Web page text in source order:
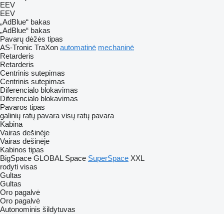
EEV
EEV
„AdBlue“ bakas
„AdBlue“ bakas
Pavarų dėžės tipas
AS-Tronic TraXon automatinė mechaninė
Retarderis
Retarderis
Centrinis sutepimas
Centrinis sutepimas
Diferencialo blokavimas
Diferencialo blokavimas
Pavaros tipas
galinių ratų pavara visų ratų pavara
Kabina
Vairas dešinėje
Vairas dešinėje
Kabinos tipas
BigSpace GLOBAL Space SuperSpace XXL
rodyti visas
Gultas
Gultas
Oro pagalvė
Oro pagalvė
Autonominis šildytuvas